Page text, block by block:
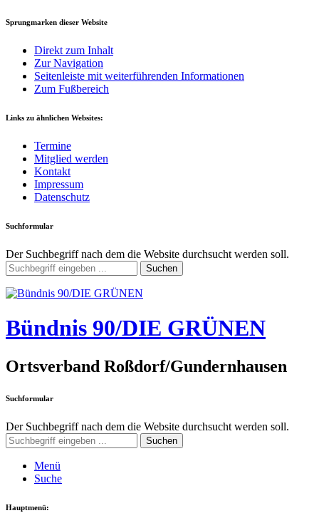
Sprungmarken dieser Website
Direkt zum Inhalt
Zur Navigation
Seitenleiste mit weiterführenden Informationen
Zum Fußbereich
Links zu ähnlichen Websites:
Termine
Mitglied werden
Kontakt
Impressum
Datenschutz
Suchformular
Der Suchbegriff nach dem die Website durchsucht werden soll.
Suchen
Bündnis 90/DIE GRÜNEN
Ortsverband Roßdorf/Gundernhausen
Suchformular
Der Suchbegriff nach dem die Website durchsucht werden soll.
Suchen
Menü
Suche
Hauptmenü: